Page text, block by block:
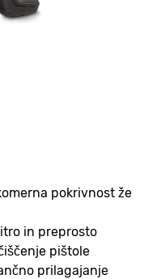
pokrivnost že
in preprosto
pištole
prilagajanje